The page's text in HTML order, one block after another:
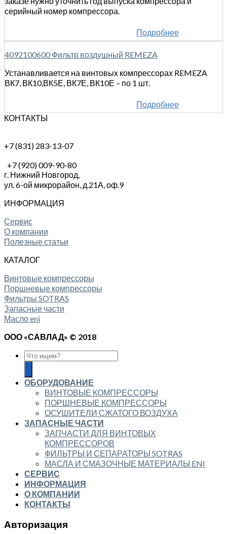
серийный номер компрессора.
Подробнее
4092100600 Фильтр воздушный REMEZA
Устанавливается на винтовых компрессорах REMEZA
ВК7, ВК10,ВК5Е, ВК7Е, ВК10Е – по 1 шт.
Подробнее
КОНТАКТЫ
+7 (831) 283-13-07
+7 (920) 009-90-80
г. Нижний Новгород,
ул. 6-ой микрорайон, д.21А,оф.9
ИНФОРМАЦИЯ
Сервис
О компании
Полезные статьи
КАТАЛОГ
Винтовые компрессоры
Поршневые компрессоры
Фильтры SOTRAS
Запасные части
Масло eni
ООО «САВЛАД» © 2018
ОБОРУДОВАНИЕ
ВИНТОВЫЕ КОМПРЕССОРЫ
ПОРШНЕВЫЕ КОМПРЕССОРЫ
ОСУШИТЕЛИ СЖАТОГО ВОЗДУХА
ЗАПАСНЫЕ ЧАСТИ
ЗАПЧАСТИ ДЛЯ ВИНТОВЫХ
КОМПРЕССОРОВ
ФИЛЬТРЫ И СЕПАРАТОРЫ SOTRAS
МАСЛА И СМАЗОЧНЫЕ МАТЕРИАЛЫ ENI
СЕРВИС
ИНФОРМАЦИЯ
О КОМПАНИИ
КОНТАКТЫ
Авторизация